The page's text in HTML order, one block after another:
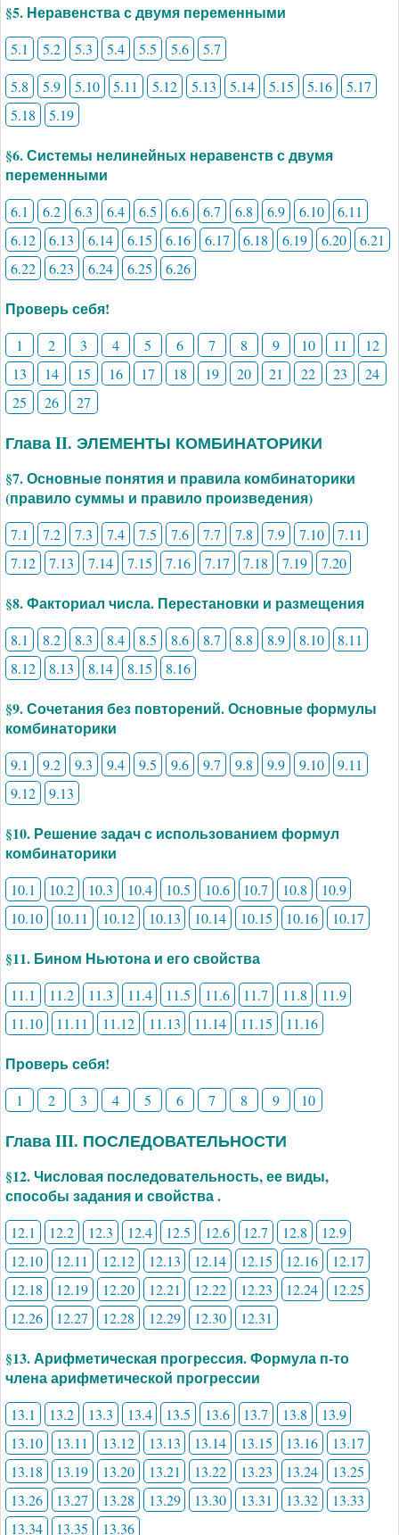
§5. Неравенства с двумя переменными
5.1 5.2 5.3 5.4 5.5 5.6
5.7
5.8
5.9 5.10 5.11 5.12 5.13 5.14 5.15 5.16
5.17
5.18
5.19
§6. Системы нелинейных неравенств с двумя
переменными
6.1 6.2 6.3 6.4 6.5 6.6 6.7 6.8 6.9 6.10
6.11
6.12
6.13 6.14 6.15 6.16 6.17 6.18 6.19 6.20
6.21
6.22
6.23 6.24 6.25 6.26
Проверь себя!
1 2 3 4 5 6 7 8 9 10 11
12
13
14 15 16 17 18 19 20 21 22 23
24
25
26 27
Глава II. ЭЛЕМЕНТЫ КОМБИНАТОРИКИ
§7. Основные понятия и правила комбинаторики
(правило суммы и правило произведения)
7.1 7.2 7.3 7.4 7.5 7.6 7.7 7.8 7.9 7.10
7.11
7.12
7.13 7.14 7.15 7.16 7.17 7.18 7.19 7.20
§8. Факториал числа. Перестановки и размещения
8.1 8.2 8.3 8.4 8.5 8.6 8.7 8.8 8.9 8.10
8.11
8.12
8.13 8.14 8.15 8.16
§9. Сочетания без повторений. Основные формулы
комбинаторики
9.1 9.2 9.3 9.4 9.5 9.6 9.7 9.8 9.9 9.10
9.11
9.12
9.13
§10. Решение задач с использованием формул
комбинаторики
10.1 10.2 10.3 10.4 10.5 10.6 10.7 10.8
10.9
10.10
10.11 10.12 10.13 10.14 10.15 10.16 10.17
§11. Бином Ньютона и его свойства
11.1 11.2 11.3 11.4 11.5 11.6 11.7 11.8
11.9
11.10
11.11 11.12 11.13 11.14 11.15 11.16
Проверь себя!
1 2 3 4 5 6 7 8 9 10
Глава III. ПОСЛЕДОВАТЕЛЬНОСТИ
§12. Числовая последовательность, ее виды,
способы задания и свойства .
12.1 12.2 12.3 12.4 12.5 12.6 12.7 12.8
12.9
12.10
12.11 12.12 12.13 12.14 12.15 12.16
12.17
12.18
12.19 12.20 12.21 12.22 12.23 12.24
12.25
12.26
12.27 12.28 12.29 12.30 12.31
§13. Арифметическая прогрессия. Формула п-то
члена арифметической прогрессии
13.1 13.2 13.3 13.4 13.5 13.6 13.7 13.8
13.9
13.10
13.11 13.12 13.13 13.14 13.15 13.16
13.17
13.18
13.19 13.20 13.21 13.22 13.23 13.24
13.25
13.26
13.27 13.28 13.29 13.30 13.31 13.32
13.33
13.34
13.35 13.36